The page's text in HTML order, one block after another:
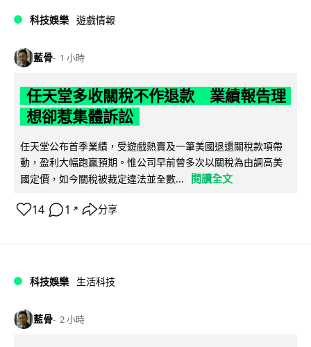
科技娛樂 遊戲情報
藍骨 1 小時
任天堂多收關稅不作退款 業績報告理
想卻惹集體訴訟
任天堂公布首季業績，受遊戲熱賣及一筆美國退還關稅款項帶
動，盈利大幅跑贏預期。惟公司早前曾多次以關稅為由調高美
國定價，如今關稅被裁定違法並全數...
閱讀全文
14 1 ↗ 分享
科技娛樂 生活科技
藍骨 2 小時